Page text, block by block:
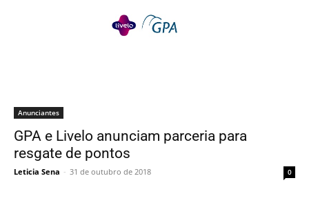
Anunciantes
GPA e Livelo anunciam parceria para
resgate de pontos
Leticia Sena - 31 de outubro de 2018 0